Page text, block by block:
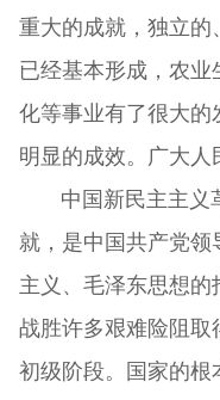
重大的成就，独立的
已经基本形成，农
化等事业有了很大的
明显的成效。广大人
中国新民主主义
就，是中国共产党
主义、毛泽东思想的
战胜许多艰难险阻取
初级阶段。国家的根